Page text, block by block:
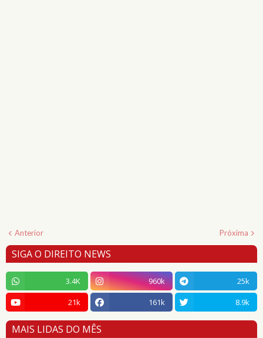
Anterior Próxima
SIGA O DIREITO NEWS
3.4K 960k
25k
21k
161k 8.9k
MAIS LIDAS DO MÊS